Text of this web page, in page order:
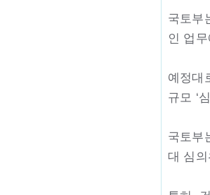
국토부
인 업
예정대
규모 ‘
국토부
대 심